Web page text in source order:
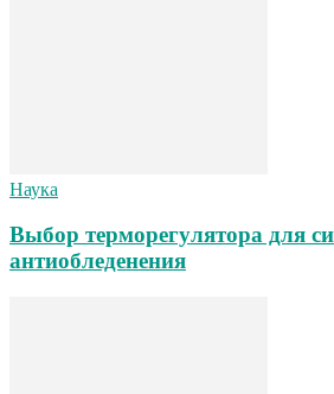
Наука
Выбор терморегулятора для
антиобледенения